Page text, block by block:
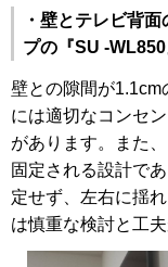
・壁とテレビ背
プの『SU -WL850
壁との隙間が
には適切なコンセ
があります。また
固定される設計で
定せず、左右に揺
は慎重な検討と工夫